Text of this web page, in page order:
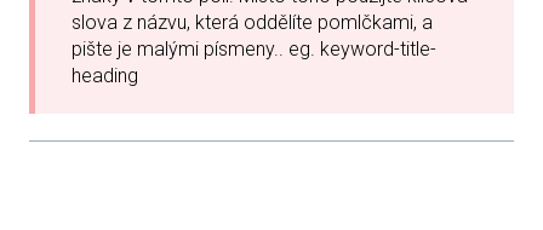
slova z názvu, která oddělíte pomlčkami, a
pište je malými písmeny.. eg. keyword-title-
heading